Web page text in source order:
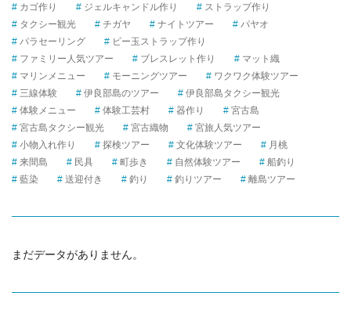
カゴ作り
ジェルキャンドル作り
ストラップ作り
タクシー観光
チガヤ ナイトツアー
パヤオ
パラセーリング
ビー玉ストラップ作り
ファミリー人気ツアー
ブレスレット作り
マット織
マリンメニュー
モーニングツアー
ワクワク体験ツアー
三線体験
伊良部島のツアー
伊良部島タクシー観光
体験メニュー
体験工芸村 器作り
宮古島
宮古島タクシー観光
宮古織物
宮旅人気ツアー
小物入れ作り
探検ツアー 文化体験ツアー
月桃
来間島
民具 町歩き 自然体験ツアー
船釣り
藍染
送迎付き 釣り 釣りツアー 離島ツアー
まだデータがありません。